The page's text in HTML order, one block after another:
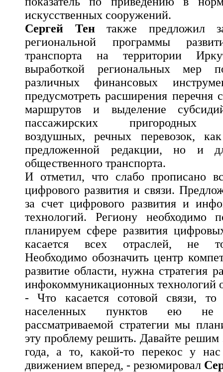
искусственных сооружений.
Сергей Тентакже предложил
региональной программы
транспорта на территории
выработкой региональных мер
различных финансовых
предусмотреть расширения перечня
маршрутов и выделение
пассажирских пригородных
воздушных, речных перевозок,
предложенной редакции, но и
общественного транспорта.
И отметил, что слабо прописано
цифрового развития и связи.
за счет цифрового развития и
технологий. Региону необходимо
планируем сфере развития
касается всех отраслей, не
Необходимо обозначить центр
развитие области, нужна стратегия
инфокоммуникационных технологий
- Что касается сотовой связи,
населенных пунктов ею не
рассматриваемой стратегии мы
эту проблему решить. Давайте решим
года, а то, какой-то перекос у
движением вперед, - резюмировал